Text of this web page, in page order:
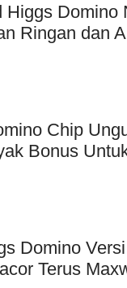
Higgs Domino
Ringan dan
Chip
Bonus
Domino
Terus